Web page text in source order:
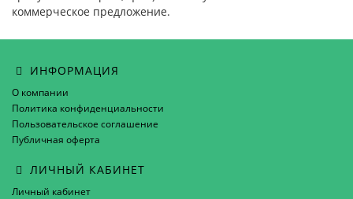
коммерческое предложение.
ИНФОРМАЦИЯ
О компании
Политика конфиденциальности
Пользовательское соглашение
Публичная оферта
ЛИЧНЫЙ КАБИНЕТ
Личный кабинет